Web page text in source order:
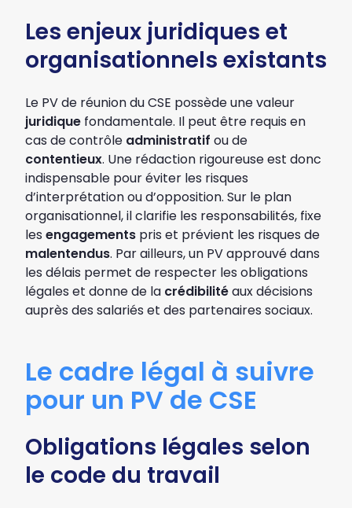
Les enjeux juridiques et
organisationnels existants
Le PV de réunion du CSE possède une valeur
juridique fondamentale. Il peut être requis en
cas de contrôle administratif ou de
contentieux. Une rédaction rigoureuse est donc
indispensable pour éviter les risques
d’interprétation ou d’opposition. Sur le plan
organisationnel, il clarifie les responsabilités, fixe
les engagements pris et prévient les risques de
malentendus. Par ailleurs, un PV approuvé dans
les délais permet de respecter les obligations
légales et donne de la crédibilitéaux décisions
auprès des salariés et des partenaires sociaux.
Le cadre légal à suivre
pour un PV de CSE
Obligations légales selon
le code du travail